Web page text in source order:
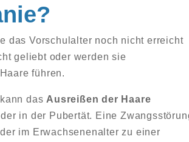
das Vorschulalter noch nicht erreicht
geliebt oder werden sie
führen.
das Ausreißen der Haare
in der Pubertät. Eine
im Erwachsenenalter zu einer